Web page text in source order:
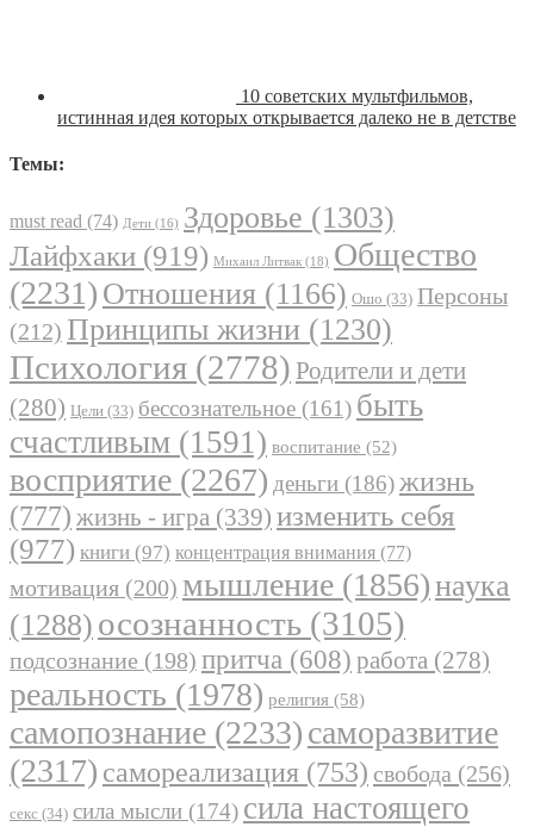
10 советских мультфильмов,
истинная идея которых открывается далеко не в детстве
Темы:
must read (74) Дети (16) Здоровье (1303)
Лайфхаки (919) Михаил Литвак (18) Общество
(2231) Отношения (1166) Ошо (33) Персоны
(212) Принципы жизни (1230)
Психология (2778) Родители и дети
(280) Цели (33) бессознательное (161) быть
счастливым (1591) воспитание (52)
восприятие (2267) деньги (186)жизнь
(777) жизнь - игра (339) изменить себя
(977) книги (97) концентрация внимания (77)
мотивация (200) мышление (1856)наука
(1288) осознанность (3105)
подсознание (198) притча (608) работа (278)
реальность (1978) религия (58)
самопознание (2233)саморазвитие
(2317) самореализация (753) свобода (256)
секс (34) сила мысли (174) сила настоящего